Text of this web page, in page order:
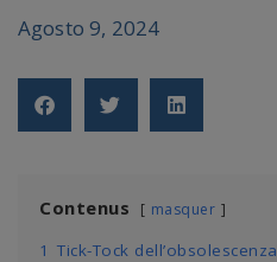
Agosto 9, 2024
Contenus masquer
1 Tick-Tock dell’obsolescenza